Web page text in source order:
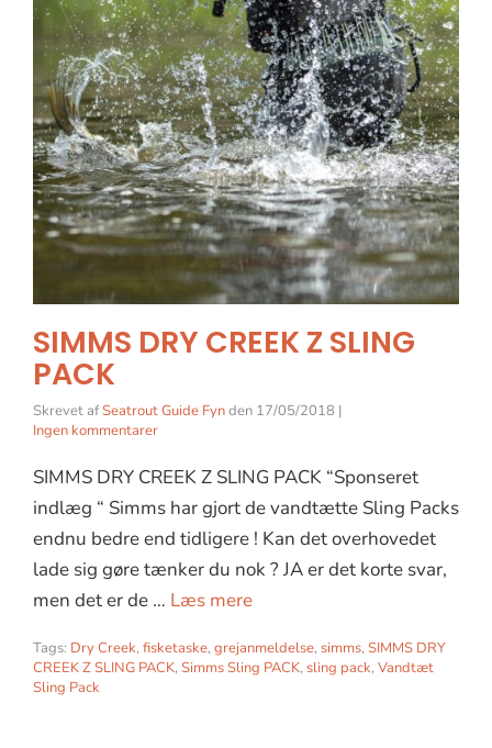
SIMMS DRY CREEK Z SLING
PACK
Skrevet afSeatrout Guide Fynden 17/05/2018 |
Ingen kommentarer
SIMMS DRY CREEK Z SLING PACK “Sponseret
indlæg “ Simms har gjort de vandtætte Sling Packs
endnu bedre end tidligere ! Kan det overhovedet
lade sig gøre tænker du nok ? JA er det korte svar,
men det er de … Læs mere
Tags: Dry Creek, fisketaske, grejanmeldelse, simms, SIMMS DRY
CREEK Z SLING PACK, Simms Sling PACK, sling pack, Vandtæt
Sling Pack